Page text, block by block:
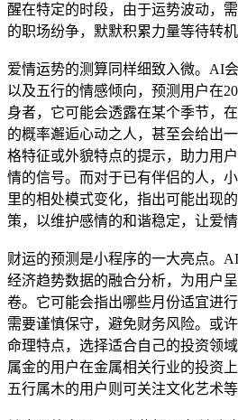
醒在特定的时段，由于运势波动，
的职场纷争，默默积累力量等待转机
爱情运势的测算同样细致入微。AI
以及五行的情感倾向，预测用户在
身者，它可能会透露在某个季节，
的概率邂逅心动之人，甚至会给出
格特征或外貌特点的提示，助力用
情的信号。而对于已有伴侣的人，
里的相处模式变化，指出可能出现
策，以维护感情的和谐稳定，让爱情
财运的预测是小程序的一大亮点。
经济趋势数据的融合分析，为用户
卷。它可能会指出哪些月份适宜进
需要谨慎保守，避免财务风险。或
命理特点，选择适合自己的投资领
属金的用户在金属相关行业的投资
五行属木的用户则可关注文化艺术